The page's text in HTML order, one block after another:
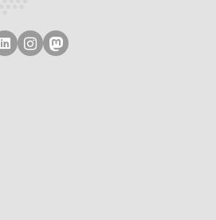
bluesky
op facebook
ons op youtube
Volg ons op linkedin
Volg ons op instagram
Volg ons op mastodon